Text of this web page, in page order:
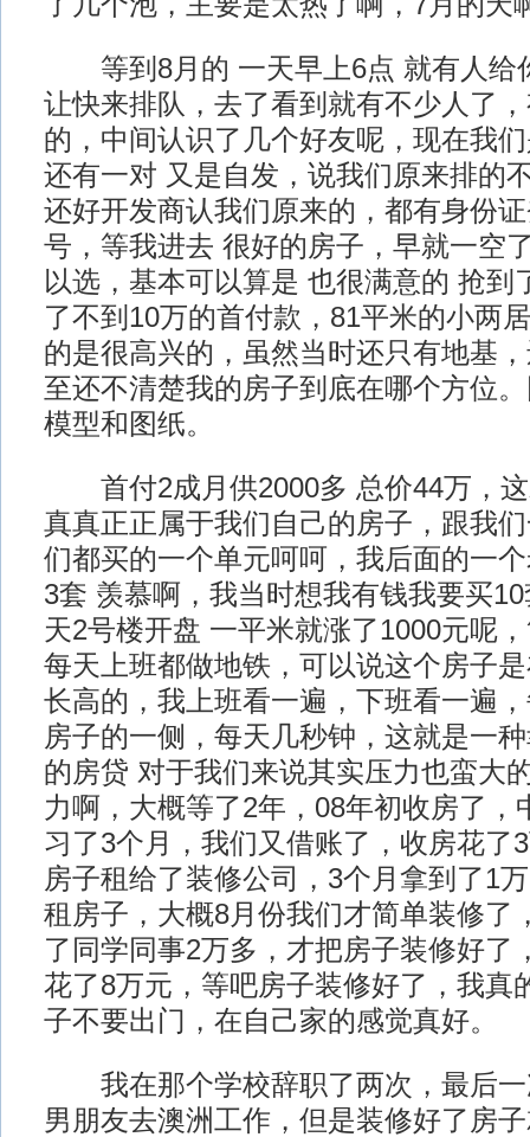
等到8月的 一天早上6点 就有人给
让快来排队，去了看到就有不少人了
的，中间认识了几个好友呢，现在我
还有一对 又是自发，说我们原来排的
还好开发商认我们原来的，都有身份
号，等我进去 很好的房子，早就一空
以选，基本可以算是 也很满意的 抢到
了不到10万的首付款，81平米的小两
的是很高兴的，虽然当时还只有地基
至还不清楚我的房子到底在哪个方位
模型和图纸。
首付2成月供2000多 总价44万，这
真真正正属于我们自己的房子，跟我
们都买的一个单元呵呵，我后面的一
3套 羡慕啊，我当时想我有钱我要买
天2号楼开盘 一平米就涨了1000元呢
每天上班都做地铁，可以说这个房子
长高的，我上班看一遍，下班看一遍
房子的一侧，每天几秒钟，这就是一
的房贷 对于我们来说其实压力也蛮大
力啊，大概等了2年，08年初收房了，
习了3个月，我们又借账了，收房花了
房子租给了装修公司，3个月拿到了1
租房子，大概8月份我们才简单装修了
了同学同事2万多，才把房子装修好了
花了8万元，等吧房子装修好了，我真
子不要出门，在自己家的感觉真好。
我在那个学校辞职了两次，最后一
男朋友去澳洲工作，但是装修好了房